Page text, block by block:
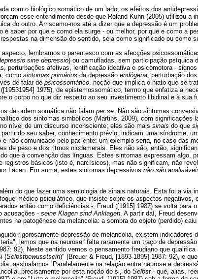
com o biológico somático de um lado; os efeitos dos
esse entendimento desde que Roland Kuhn (2005) utilizou a
do outro. Arriscamo-nos até a dizer que a depressão é um
é saber por que e como ela surge - ou melhor, por que e como a
na dimensão do sentido, seja como significado ou como
lembramos o parentesco com as afecções
sine depressio) ou camufladas, sem participação psíquica
perturbações afetivas, lentificação ideativa e psicomotora -
como sintomas primários da depressão endógena , perturbação
de falar de psicossomático , noção que implica o hiato que se
1975), de epistemossomático, termo que enfatiza a
o corpo no que diz respeito ao seu investimento libidinal e à sua
de ordem somática não falam per se. Não são sintomas
dos sintomas simbólicos (Martins, 2009), com significações
nível de um discurso inconsciente; eles são mais sinais do que
do seu saber, conhecimento prévio, indicam uma síndrome,
não comunicado pelo paciente: um exemplo seria, no caso das
de peso e dos ritmos nicdemerais. Eles não são, então,
que à convenção das línguas. Estes sintomas expressam algo,
registros básicos (isto é, narcísicos), mas não significam, não
Lacan. Em suma, estes sintomas depressivos não são
do que fazer uma semiologia de sinais naturais. Esta foi a via
médico-psiquiátrico, que insiste sobre os aspectos negativos,
então como deficiências -, Freud ([1915] 1987) se volta para
acusações - seine Klagen sind Anklagen . A partir daí, Freud
na patogênese da melancolia: a sombra do objeto (perdido) caiu
rigorosamente depressão de melancolia, existem indicadores
lemos que na neurose "falta raramente um traço de
92). Neste sentido vemos o pensamento freudiano que
(Selbstbewusstsein)" (Breuer & Freud, [1893-1895] 1987: 92), e
assinalamos. Paralelamente na relação entre neurose e
precisamente por esta noção do si, do Selbst - que, aliás,